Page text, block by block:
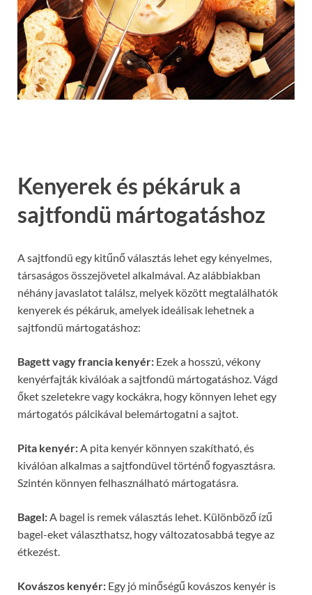
Kenyerek és pékáruk a
sajtfondü mártogatáshoz
A sajtfondü egy kitűnő választás lehet egy kényelmes,
társaságos összejövetel alkalmával. Az alábbiakban
néhány javaslatot találsz, melyek között megtalálhatók
kenyerek és pékáruk, amelyek ideálisak lehetnek a
sajtfondü mártogatáshoz:
Bagett vagy francia kenyér: Ezek a hosszú, vékony
kenyérfajták kiválóak a sajtfondü mártogatáshoz. Vágd
őket szeletekre vagy kockákra, hogy könnyen lehet egy
mártogatós pálcikával belemártogatni a sajtot.
Pita kenyér:A pita kenyér könnyen szakítható, és
kiválóan alkalmas a sajtfondüvel történő fogyasztásra.
Szintén könnyen felhasználható mártogatásra.
Bagel:A bagel is remek választás lehet. Különböző ízű
bagel-eket választhatsz, hogy változatosabbá tegye az
étkezést.
Kovászos kenyér: Egy jó minőségű kovászos kenyér is